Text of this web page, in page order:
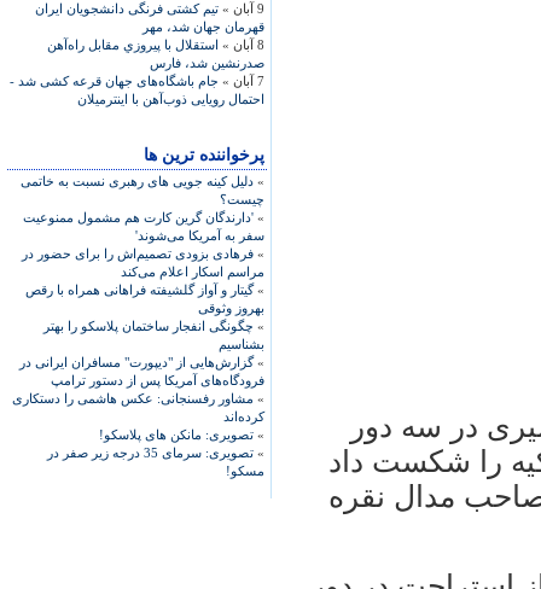
9 آبان »
تیم کشتی فرنگی دانشجویان ایران
قهرمان جهان شد، مهر
8 آبان »
استقلال با پيروزي مقابل راه‌آهن
صدرنشين شد، فارس
7 آبان »
جام باشگاه‌های جهان قرعه کشی شد -
احتمال رویایی ذوب‌آهن با اینترمیلان
پرخواننده ترین ها
» دلیل کینه جویی های رهبری نسبت به خاتمی
چیست؟
» 'دارندگان گرین کارت هم مشمول ممنوعیت
سفر به آمریکا می‌شوند'
» فرهادی بزودی تصمیم‌اش را برای حضور در
مراسم اسکار اعلام می‌کند
»گیتار و آواز گلشیفته فراهانی همراه با رقص
بهروز وثوقی
» چگونگی انفجار ساختمان پلاسکو را بهتر
بشناسیم
»گزارش‌هایی از "دیپورت" مسافران ایرانی در
فرودگاه‌های آمریکا پس از دستور ترامپ
» مشاور رفسنجانی: عکس هاشمی را دستکاری
کرده‌اند
» تصویری: مانکن های پلاسکو!
»
تصویری: سرمای 35 درجه زیر صفر در
مسکو!
امیری در سه دور
را شکست داد
مدال نقره